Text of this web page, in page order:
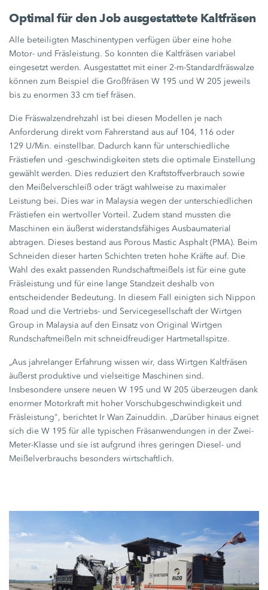
Optimal für den Job ausgestattete Kaltfräsen
Alle beteiligten Maschinentypen verfügen über eine hohe
Motor- und Fräsleistung. So konnten die Kaltfräsen variabel
eingesetzt werden. Ausgestattet mit einer 2-m-Standardfräswalze
können zum Beispiel die GroßfräsenW 195 undW 205 jeweils
bis zu enormen 33 cm tief fräsen.
Die Fräswalzendrehzahl ist bei diesen Modellen je nach
Anforderung direkt vom Fahrerstand aus auf 104, 116 oder
129 U/Min. einstellbar. Dadurch kann für unterschiedliche
Frästiefen und -geschwindigkeiten stets die optimale Einstellung
gewählt werden. Dies reduziert den Kraftstoffverbrauch sowie
den Meißelverschleiß oder trägt wahlweise zu maximaler
Leistung bei. Dies war in Malaysia wegen der unterschiedlichen
Frästiefen ein wertvoller Vorteil. Zudem stand mussten die
Maschinen ein äußerst widerstandsfähiges Ausbaumaterial
abtragen. Dieses bestand aus Porous Mastic Asphalt (PMA). Beim
Schneiden dieser harten Schichten treten hohe Kräfte auf. Die
Wahl des exakt passenden Rundschaftmeißels ist für eine gute
Fräsleistung und für eine lange Standzeit deshalb von
entscheidender Bedeutung. In diesem Fall einigten sich Nippon
Road und die Vertriebs- und Servicegesellschaft der Wirtgen
Group in Malaysia auf den Einsatz von Original Wirtgen
Rundschaftmeißeln mit schneidfreudiger Hartmetallspitze.
„Aus jahrelanger Erfahrung wissen wir, dass Wirtgen Kaltfräsen
äußerst produktive und vielseitige Maschinen sind.
Insbesondere unsere neuenW 195 undW 205 überzeugen dank
enormer Motorkraft mit hoher Vorschubgeschwindigkeit und
Fräsleistung", berichtet Ir Wan Zainuddin. „Darüber hinaus eignet
sich dieW 195 für alle typischen Fräsanwendungen in der Zwei-
Meter-Klasse und sie ist aufgrund ihres geringen Diesel- und
Meißelverbrauchs besonders wirtschaftlich.